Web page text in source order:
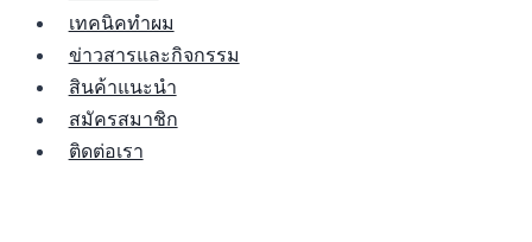
เทคนิคทำผม
ข่าวสารและกิจกรรม
สินค้าแนะนำ
สมัครสมาชิก
ติดต่อเรา